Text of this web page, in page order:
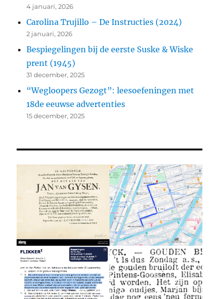
4 januari, 2026
Carolina Trujillo – De Instructies (2024)
2 januari, 2026
Bespiegelingen bij de eerste Suske & Wiske
prent (1945)
31 december, 2025
“Wegloopers Gezogt”: leesoefeningen met
18de eeuwse advertenties
15 december, 2025